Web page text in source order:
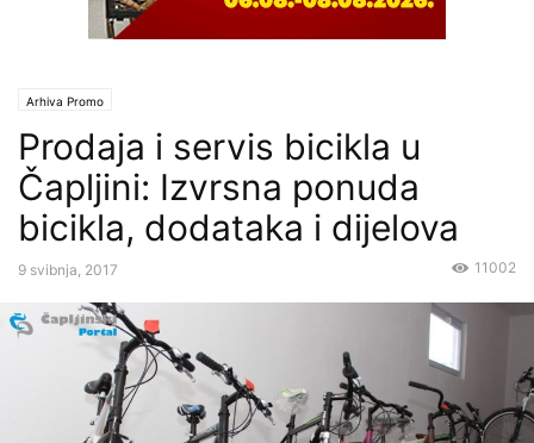
Arhiva Promo
Prodaja i servis bicikla u
Čapljini: Izvrsna ponuda
bicikla, dodataka i dijelova
9 svibnja, 2017 11002